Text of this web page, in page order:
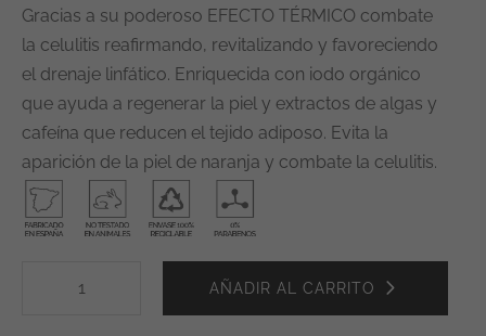
cliente
Gracias a su poderoso EFECTO TÉRMICO combate
la celulitis reafirmando, revitalizando y favoreciendo
el drenaje linfático. Enriquecida con iodo orgánico
que ayuda a regenerar la piel y extractos de algas y
cafeína que reducen el tejido adiposo. Evita la
aparición de la piel de naranja y combate la celulitis.
AÑADIR AL CARRITO